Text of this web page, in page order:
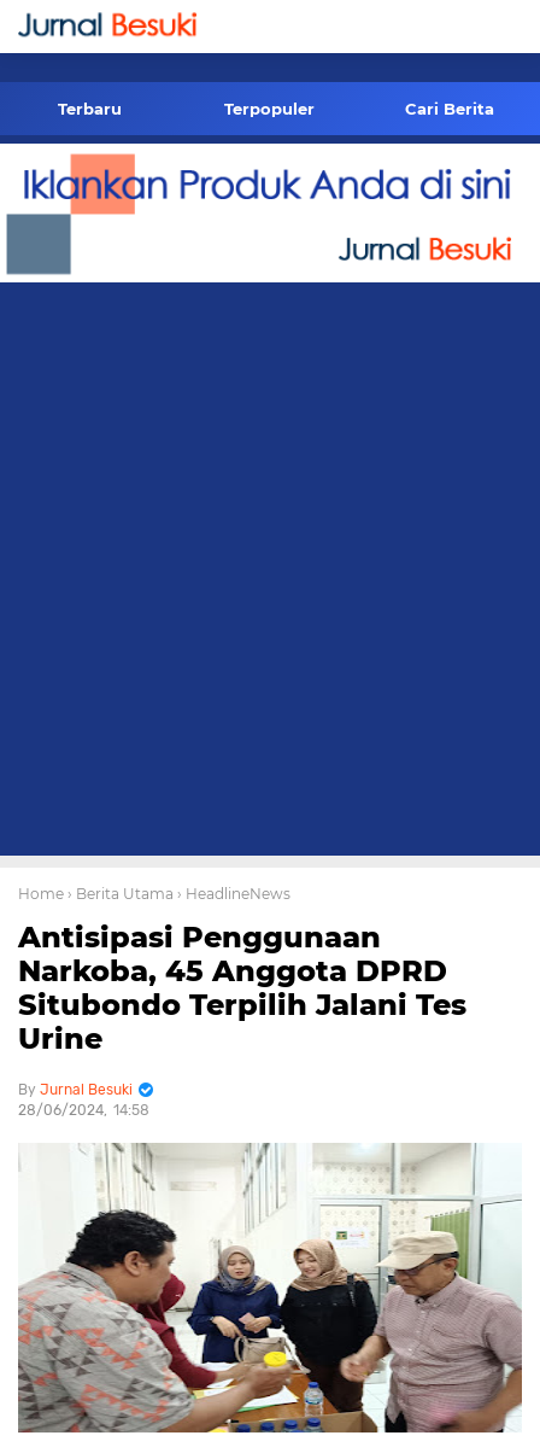
-->
Terbaru Terpopuler Cari Berita
Home › Berita Utama › HeadlineNews
Antisipasi Penggunaan
Narkoba, 45 Anggota DPRD
Situbondo Terpilih Jalani Tes
Urine
Jurnal Besuki
28/06/2024 14:58